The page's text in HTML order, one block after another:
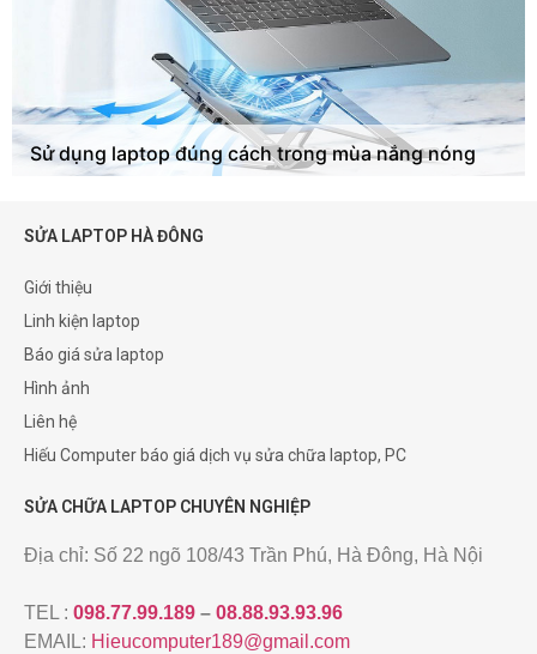
Sử dụng laptop đúng cách trong mùa nắng nóng
SỬA LAPTOP HÀ ĐÔNG
Giới thiệu
Linh kiện laptop
Báo giá sửa laptop
Hình ảnh
Liên hệ
Hiếu Computer báo giá dịch vụ sửa chữa laptop, PC
SỬA CHỮA LAPTOP CHUYÊN NGHIỆP
Địa chỉ: Số 22 ngõ 108/43 Trần Phú, Hà Đông, Hà Nội
TEL : 098.77.99.189 – 08.88.93.93.96
EMAIL: Hieucomputer189@gmail.com